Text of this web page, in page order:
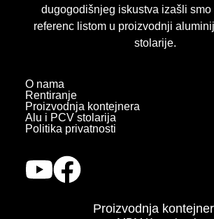
dugogodišnjeg iskustva izašli smo
referenc listom u proizvodnji
stolarije.
O nama
Rentiranje
Proizvodnja kontejnera
Alu i PCV stolarija
Politika privatnosti
Proizvodnja